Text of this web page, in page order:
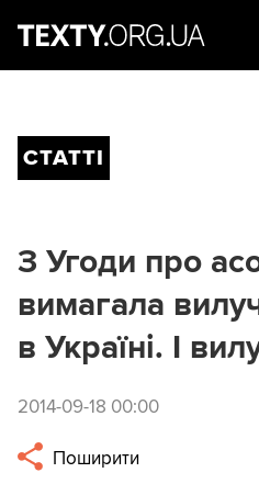
СТАТТІ
З Угоди про
вимагала
в Україні. І
2014-09-18 00:00
Поширити